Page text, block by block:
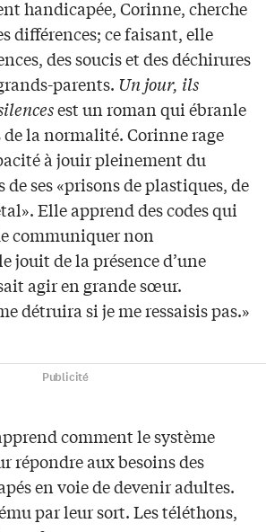
handicapée, Corinne, cherche
différences; ce faisant, elle
des soucis et des déchirures
parents. Un jour, ils
est un roman qui ébranle
la normalité. Corinne rage
à jouir pleinement du
de ses «prisons de plastiques, de
Elle apprend des codes qui
communiquer non
jouit de la présence d’une
agir en grande sœur.
détruira si je me ressaisis pas.»
Publicité
comment le système
répondre aux besoins des
en voie de devenir adultes.
par leur sort. Les téléthons,